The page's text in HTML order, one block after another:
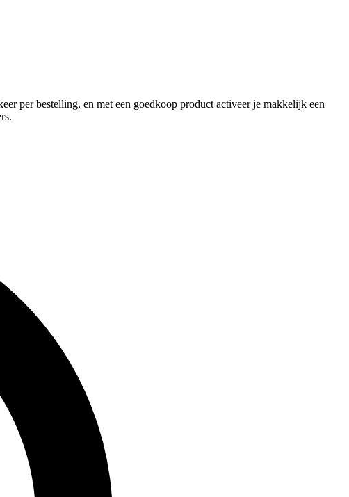
per bestelling, en met een goedkoop product activeer je makkelijk een